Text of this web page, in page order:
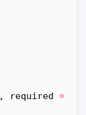
, required =>